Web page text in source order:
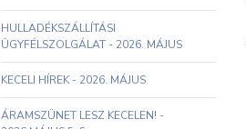
HULLADÉKSZÁLLÍTÁSI
ÜGYFÉLSZOLGÁLAT - 2026. MÁJUS
KECELI HÍREK - 2026. MÁJUS
ÁRAMSZÜNET LESZ KECELEN! -